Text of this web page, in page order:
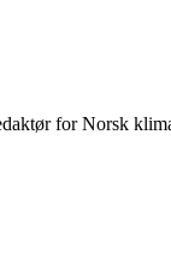
for Norsk